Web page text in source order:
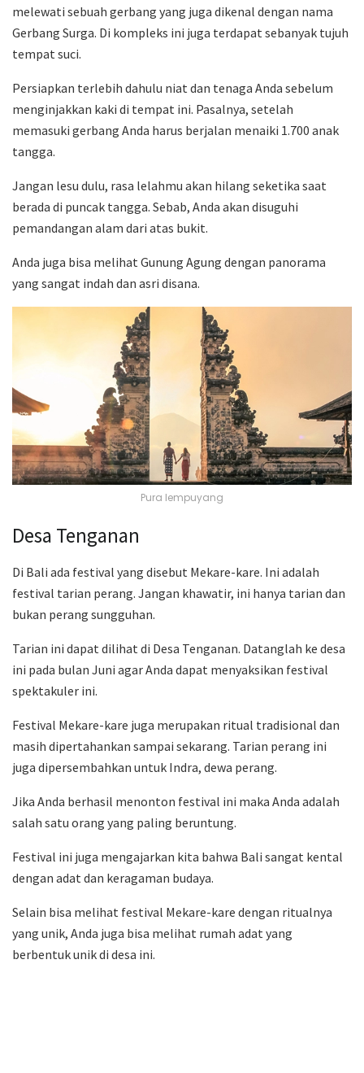
melewati sebuah gerbang yang juga dikenal dengan nama
Gerbang Surga. Di kompleks ini juga terdapat sebanyak tujuh
tempat suci.
Persiapkan terlebih dahulu niat dan tenaga Anda sebelum
menginjakkan kaki di tempat ini. Pasalnya, setelah
memasuki gerbang Anda harus berjalan menaiki 1.700 anak
tangga.
Jangan lesu dulu, rasa lelahmu akan hilang seketika saat
berada di puncak tangga. Sebab, Anda akan disuguhi
pemandangan alam dari atas bukit.
Anda juga bisa melihat Gunung Agung dengan panorama
yang sangat indah dan asri disana.
Pura lempuyang
Desa Tenganan
Di Bali ada festival yang disebut Mekare-kare. Ini adalah
festival tarian perang. Jangan khawatir, ini hanya tarian dan
bukan perang sungguhan.
Tarian ini dapat dilihat di Desa Tenganan. Datanglah ke desa
ini pada bulan Juni agar Anda dapat menyaksikan festival
spektakuler ini.
Festival Mekare-kare juga merupakan ritual tradisional dan
masih dipertahankan sampai sekarang. Tarian perang ini
juga dipersembahkan untuk Indra, dewa perang.
Jika Anda berhasil menonton festival ini maka Anda adalah
salah satu orang yang paling beruntung.
Festival ini juga mengajarkan kita bahwa Bali sangat kental
dengan adat dan keragaman budaya.
Selain bisa melihat festival Mekare-kare dengan ritualnya
yang unik, Anda juga bisa melihat rumah adat yang
berbentuk unik di desa ini.